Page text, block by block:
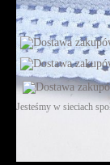
Jesteśmy w sieciach